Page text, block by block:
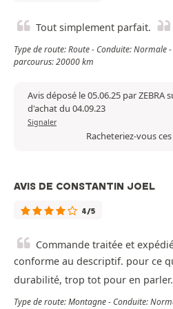
Tout simplement parfait.
Type de route: Route - Conduite: Normale
parcourus: 20000 km
Avis déposé le 05.06.25 par ZEBRA
d'achat du 04.09.23
Signaler
Racheteriez-vous
AVIS DE CONSTANTIN JOEL
4/5
Commande traitée et
conforme au descriptif. pour ce
durabilité, trop tot pour en
Type de route: Montagne - Conduite: